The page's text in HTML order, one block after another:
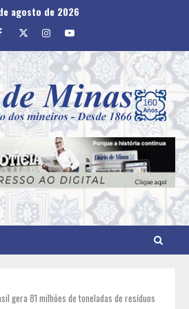
agosto de 2026
TwitterInstagram
Youtube
gera 81 milhões de toneladas de resíduos